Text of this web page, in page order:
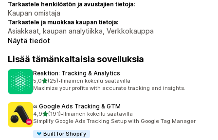
Tarkastele henkilöstön ja avustajien tietoja:
Kaupan omistaja
Tarkastele ja muokkaa kaupan tietoja:
Asiakkaat, kaupan analytiikka, Verkkokauppa
Näytä tiedot
Lisää tämänkaltaisia sovelluksia
Reaktion: Tracking & Analytics
5,0/ 5 tähteä
(25)
25 arvostelua yhteensä
•Ilmainen kokeilu saatavilla
Maximize your profits with accurate tracking and insights.
∞ Google Ads Tracking & GTM
4,9/ 5 tähteä
(191)
191 arvostelua yhteensä
•Ilmainen kokeilu saatavilla
Simplify Google Ads Tracking Setup with Google Tag Manager
Built for Shopify